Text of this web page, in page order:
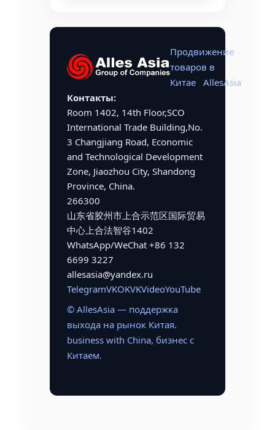
Продвижение
товаров в
Китае
AllesAsia
Контакты:
Room 1402, 14th Floor,SCO
International Trade Building,No.
3 Changjiang Road, Economic
and Technological Development
Zone, Jiaozhou City, Shandong
Province, China.
266300
山东省胶州市上合示范区国际贸易
中心上合法智谷1402
WhatsApp/WeChat +86 132
6699 3227
allesasia@yandex.ru
TelegramVKOKVKVideoYouTube
© AllesAsia — поддержка
выхода на рынок Китая.
business with China, бизнес с
Китаем.